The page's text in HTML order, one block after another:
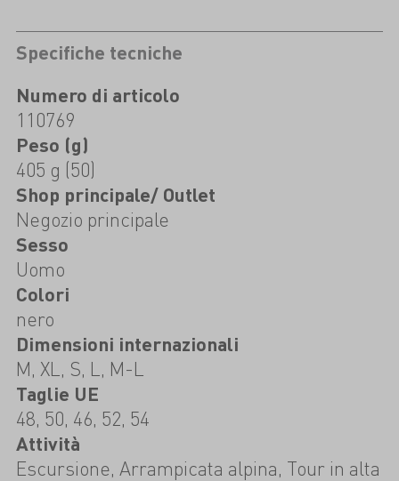
Specifiche tecniche
Numero di articolo
110769
Peso (g)
405 g (50)
Shop principale/ Outlet
Negozio principale
Sesso
Uomo
Colori
nero
Dimensioni internazionali
M, XL, S, L, M-L
Taglie UE
48, 50, 46, 52, 54
Attività
Escursione, Arrampicata alpina, Tour in alta